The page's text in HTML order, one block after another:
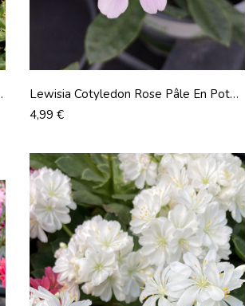
Lewisia Cotyledon Rose Pâle En Pot
De 11 Cm
Prix
4,99 €